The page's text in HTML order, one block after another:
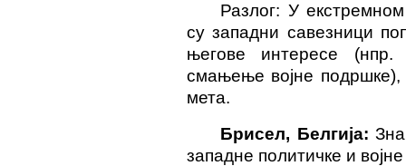
Разлог: У
су западни савезници
његове интересе (нпр.
смањење војне
мета.
Брисел, Белгија:
западне политичке и